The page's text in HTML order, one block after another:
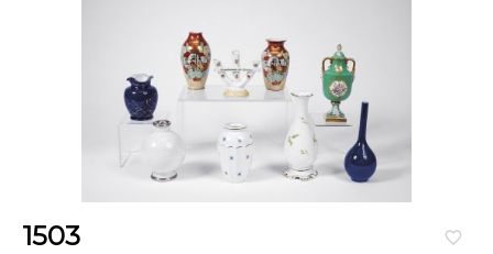
favorite_border
1503